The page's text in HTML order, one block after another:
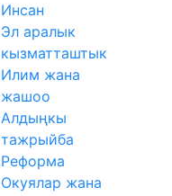
Инсан
Эл аралык
кызматташтык
Илим жана
жашоо
Алдыңкы
тажрыйба
Реформа
Окуялар жана